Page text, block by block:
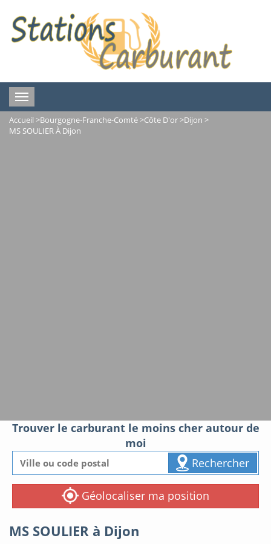
Toggle
navigation
Accueil >Bourgogne-Franche-Comté>Côte D'or>Dijon >
MS SOULIER À Dijon
Trouver le carburant le moins cher autour de
moi
Rechercher
Géolocaliser ma position
MS SOULIER à Dijon